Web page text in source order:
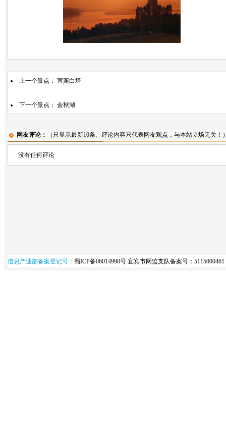
上一个景点： 宜宾白塔
下一个景点： 金秋湖
网友评论： （只显示最新10条。评论内容只代表网友观点，与本站立场无关！
没有任何评论
信息产业部备案登记号： 蜀ICP备06014998号 宜宾市网监支队备案号：